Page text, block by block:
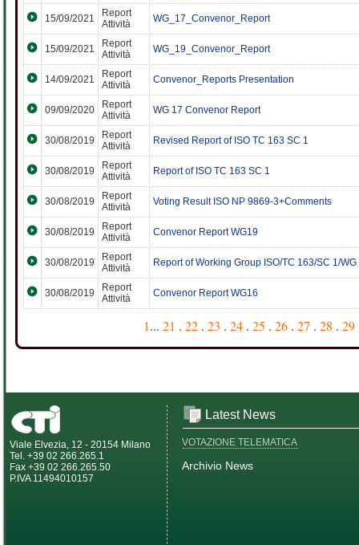
15/09/2021
Report
Attività
WG_17_Convenor_Report
15/09/2021
Report
Attività
WG_19_Convenor_Report
14/09/2021
Report
Attività
Convenor_Reports Presentation
09/09/2020
Report
Attività
WG 17 Convenor Report
30/08/2019
Report
Attività
Revised Report of ISO TC 163 SC 1
30/08/2019
Report
Attività
Report of ISO TC 163 SC 1
30/08/2019
Report
Attività
Voting Result ISO NP 9869-3+Comments
30/08/2019
Report
Attività
Convenor Report WG19
30/08/2019
Report
Attività
Report of Working Group ISO/TC 163/SC 1/WG
30/08/2019
Report
Attività
Convenor Report WG16
1... 21 . 22 . 23 . 24 . 25 . 26 . 27 . 28 . 29
Viale Elvezia, 12 - 20154 Milano
Tel. +39 02 266.265.1
Fax +39 02 266.265.50
P.IVA 11494010157
Latest News
VOTAZIONE TELEMATICA
Archivio News